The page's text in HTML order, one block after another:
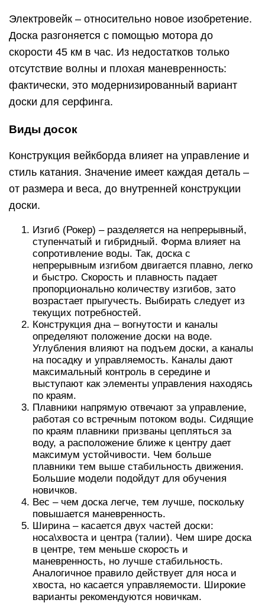
Электровейк – относительно новое изобретение.
Доска разгоняется с помощью мотора до
скорости 45 км в час. Из недостатков только
отсутствие волны и плохая маневренность:
фактически, это модернизированный вариант
доски для серфинга.
Виды досок
Конструкция вейкборда влияет на управление и
стиль катания. Значение имеет каждая деталь –
от размера и веса, до внутренней конструкции
доски.
Изгиб (Рокер) – разделяется на непрерывный,
ступенчатый и гибридный. Форма влияет на
сопротивление воды. Так, доска с
непрерывным изгибом двигается плавно, легко
и быстро. Скорость и плавность падает
пропорционально количеству изгибов, зато
возрастает прыгучесть. Выбирать следует из
текущих потребностей.
Конструкция дна – вогнутости и каналы
определяют положение доски на воде.
Углубления влияют на подъем доски, а каналы
на посадку и управляемость. Каналы дают
максимальный контроль в середине и
выступают как элементы управления находясь
по краям.
Плавники напрямую отвечают за управление,
работая со встречным потоком воды. Сидящие
по краям плавники призваны цепляться за
воду, а расположение ближе к центру дает
максимум устойчивости. Чем больше
плавники тем выше стабильность движения.
Большие модели подойдут для обучения
новичков.
Вес – чем доска легче, тем лучше, поскольку
повышается маневренность.
Ширина – касается двух частей доски:
носа\хвоста и центра (талии). Чем шире доска
в центре, тем меньше скорость и
маневренность, но лучше стабильность.
Аналогичное правило действует для носа и
хвоста, но касается управляемости. Широкие
варианты рекомендуются новичкам.